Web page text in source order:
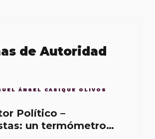
de Autoridad
ÁNGEL CASIQUE OLIVOS
Político –
un termómetro